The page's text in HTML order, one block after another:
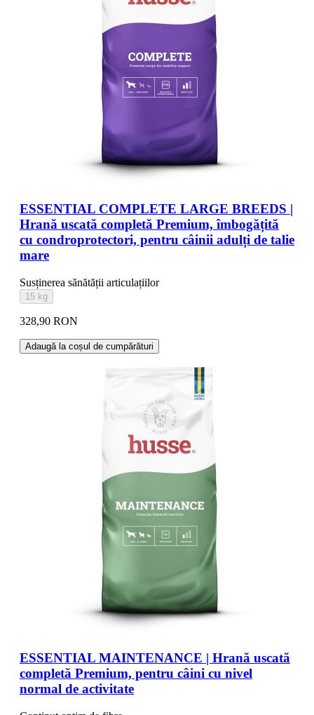
ESSENTIAL COMPLETE LARGE BREEDS |
Hrană uscată completă Premium, îmbogățită
cu condroprotectori, pentru câinii adulți de talie
mare
Susținerea sănătății articulațiilor
15 kg
328,90 RON
Adaugă la coșul de cumpărături
ESSENTIAL MAINTENANCE | Hrană uscată
completă Premium, pentru câini cu nivel
normal de activitate